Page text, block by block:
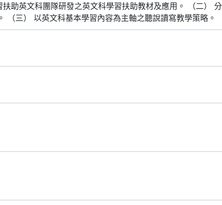
扶助英文科團隊研發之英文科學習扶助教材及應用。 （二）
（三） 以英文科基本學習內容為主軸之聽說讀寫教學策略。